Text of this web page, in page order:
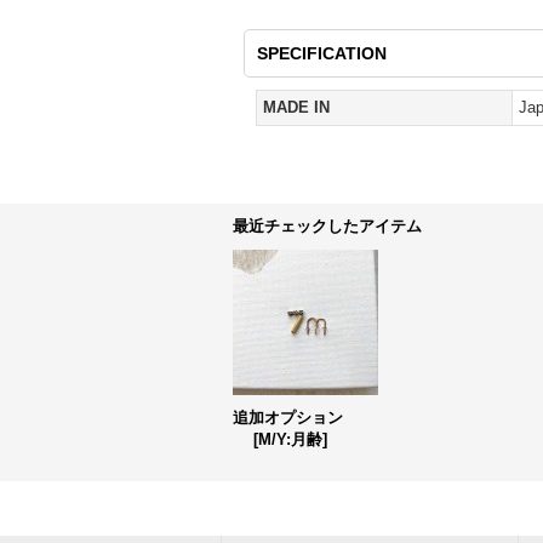
SPECIFICATION
MADE IN
最近チェックしたアイテム
追加オプション
[M/Y:月齢]